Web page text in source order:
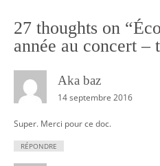
s
t
n
v
i
g
27 thoughts on “
année au concert –
Aka baz
14 septembre 2016
Super. Merci pour ce doc.
RÉPONDRE